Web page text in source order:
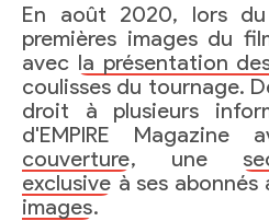
En août 2020, lors du
premières images du
avec la présentation
coulisses du tournage.
droit à plusieurs
d'EMPIRE Magazine
couverture, une
exclusive à ses abonnés
images.